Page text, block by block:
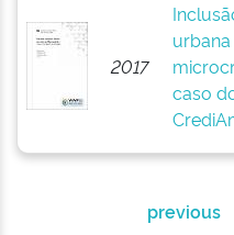
2017
caso
previous